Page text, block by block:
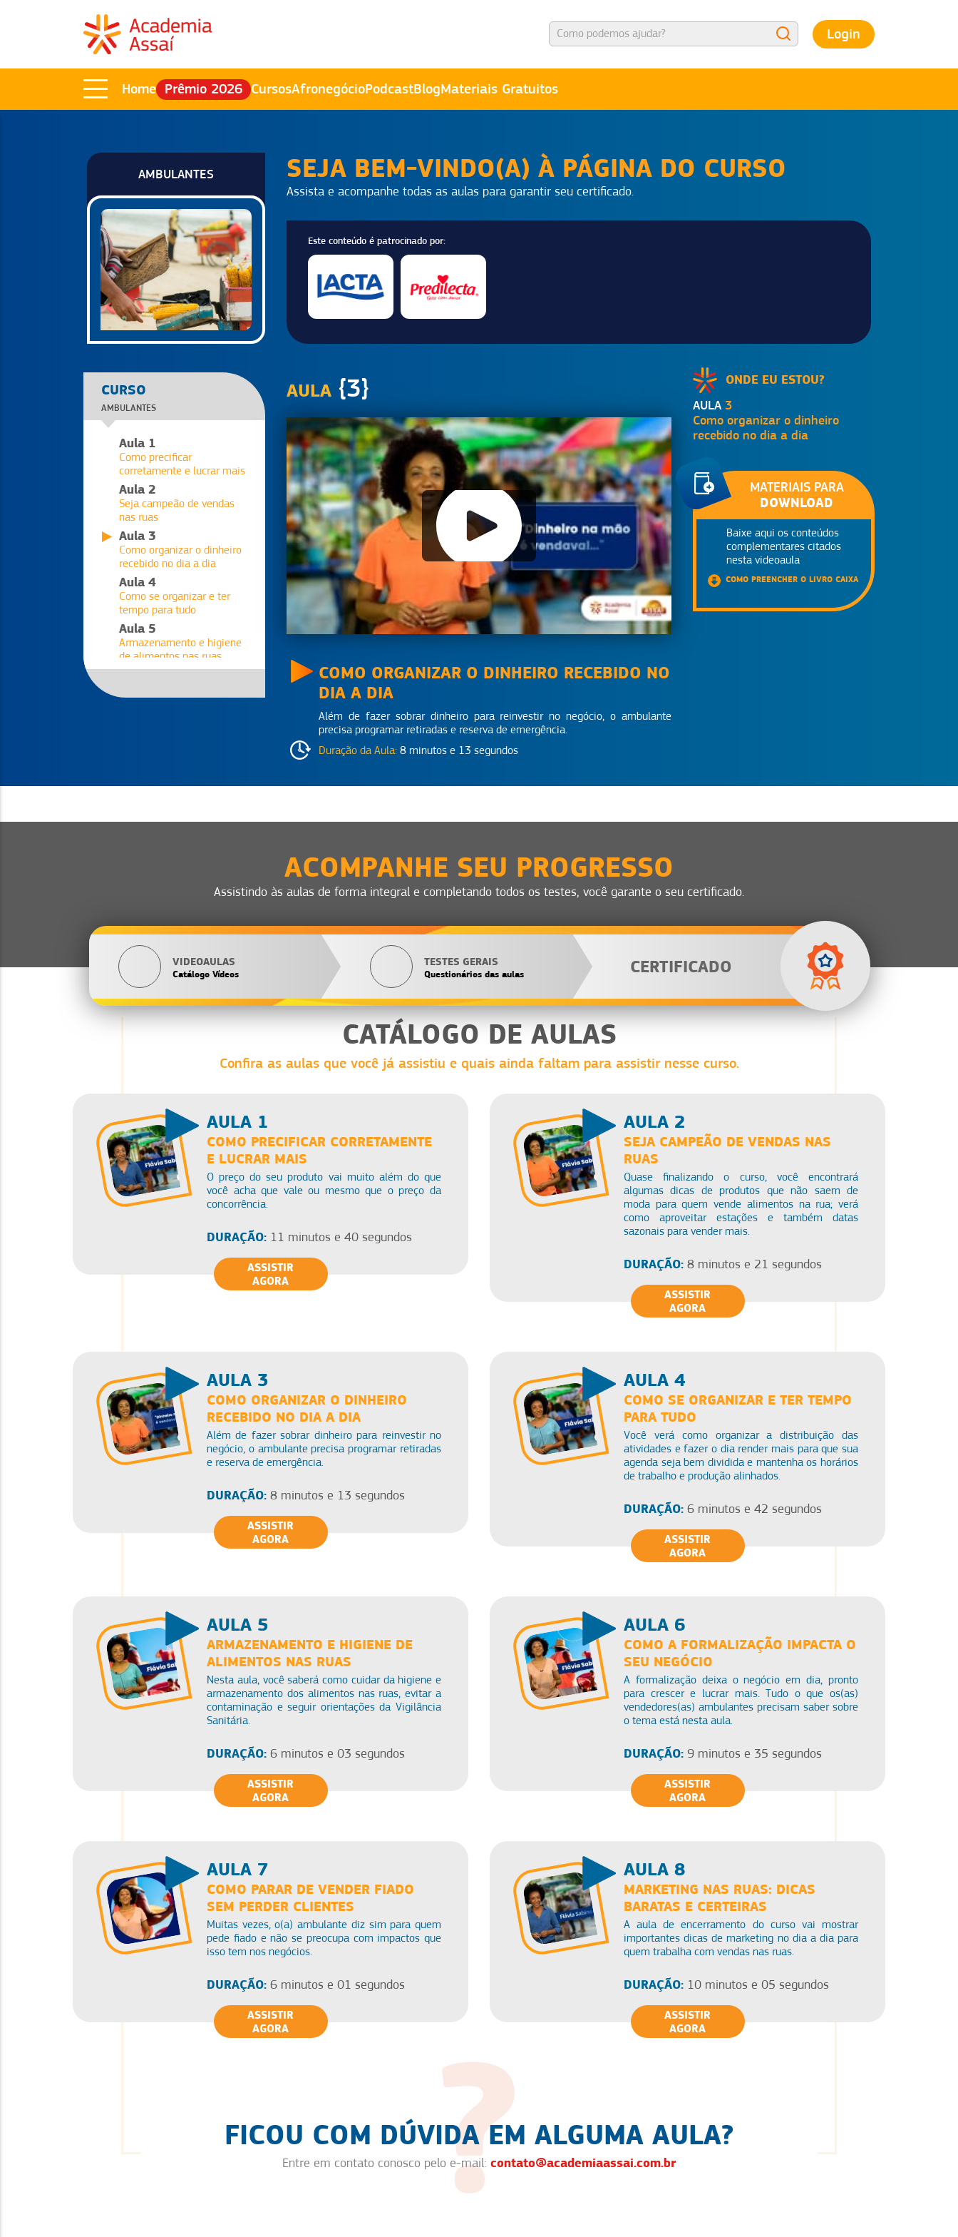
Login
Home Prêmio 2026 CursosAfronegócioPodcastBlogMateriais Gratuitos
AMBULANTES SEJA BEM-VINDO(A) À PÁGINA DO CURSO
Assista e acompanhe todas as aulas para garantir seu certificado.
Este conteúdo é patrocinado por:
CURSO
AMBULANTES
Aula 1
Como precificar
corretamente e lucrar mais
Aula 2
Seja campeão de vendas
nas ruas
Aula 3
Como organizar o dinheiro
recebido no dia a dia
Aula 4
Como se organizar e ter
tempo para tudo
Aula 5
Armazenamento e higiene
de alimentos nas ruas
AULA {3}
COMO ORGANIZAR O DINHEIRO RECEBIDO NO
DIA A DIA
Além de fazer sobrar dinheiro para reinvestir no negócio, o ambulante
precisa programar retiradas e reserva de emergência.
Duração da Aula: 8 minutos e 13 segundos
ONDE EU ESTOU?
AULA 3
Como organizar o dinheiro
recebido no dia a dia
MATERIAIS PARA
DOWNLOAD
Baixe aqui os conteúdos
complementares citados
nesta videoaula
COMO PREENCHER O LIVRO CAIXA
ACOMPANHE SEU PROGRESSO
Assistindo às aulas de forma integral e completando todos os testes, você garante o seu certificado.
VIDEOAULAS
Catálogo Vídeos
TESTES GERAIS
Questionários das aulas CERTIFICADO
CATÁLOGO DE AULAS
Confira as aulas que você já assistiu e quais ainda faltam para assistir nesse curso.
AULA 1
COMO PRECIFICAR CORRETAMENTE
E LUCRAR MAIS
O preço do seu produto vai muito além do que
você acha que vale ou mesmo que o preço da
concorrência.
DURAÇÃO: 11 minutos e 40 segundos
ASSISTIR
AGORA
AULA 2
SEJA CAMPEÃO DE VENDAS NAS
RUAS
Quase finalizando o curso, você encontrará
algumas dicas de produtos que não saem de
moda para quem vende alimentos na rua; verá
como aproveitar estações e também datas
sazonais para vender mais.
DURAÇÃO: 8 minutos e 21 segundos
ASSISTIR
AGORA
AULA 3
COMO ORGANIZAR O DINHEIRO
RECEBIDO NO DIA A DIA
Além de fazer sobrar dinheiro para reinvestir no
negócio, o ambulante precisa programar retiradas
e reserva de emergência.
DURAÇÃO: 8 minutos e 13 segundos
ASSISTIR
AGORA
AULA 4
COMO SE ORGANIZAR E TER TEMPO
PARA TUDO
Você verá como organizar a distribuição das
atividades e fazer o dia render mais para que sua
agenda seja bem dividida e mantenha os horários
de trabalho e produção alinhados.
DURAÇÃO: 6 minutos e 42 segundos
ASSISTIR
AGORA
AULA 5
ARMAZENAMENTO E HIGIENE DE
ALIMENTOS NAS RUAS
Nesta aula, você saberá como cuidar da higiene e
armazenamento dos alimentos nas ruas, evitar a
contaminação e seguir orientações da Vigilância
Sanitária.
DURAÇÃO: 6 minutos e 03 segundos
ASSISTIR
AGORA
AULA 6
COMO A FORMALIZAÇÃO IMPACTA O
SEU NEGÓCIO
A formalização deixa o negócio em dia, pronto
para crescer e lucrar mais. Tudo o que os(as)
vendedores(as) ambulantes precisam saber sobre
o tema está nesta aula.
DURAÇÃO: 9 minutos e 35 segundos
ASSISTIR
AGORA
AULA 7
COMO PARAR DE VENDER FIADO
SEM PERDER CLIENTES
Muitas vezes, o(a) ambulante diz sim para quem
pede fiado e não se preocupa com impactos que
isso tem nos negócios.
DURAÇÃO: 6 minutos e 01 segundos
ASSISTIR
AGORA
AULA 8
MARKETING NAS RUAS: DICAS
BARATAS E CERTEIRAS
A aula de encerramento do curso vai mostrar
importantes dicas de marketing no dia a dia para
quem trabalha com vendas nas ruas.
DURAÇÃO: 10 minutos e 05 segundos
ASSISTIR
AGORA
FICOU COM DÚVIDA EM ALGUMA AULA?
Entre em contato conosco pelo e-mail: contato@academiaassai.com.br